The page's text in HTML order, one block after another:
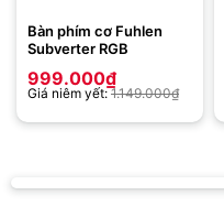
Bàn phím cơ Fuhlen
Subverter RGB
999.000₫
Giá niêm yết:1.149.000₫